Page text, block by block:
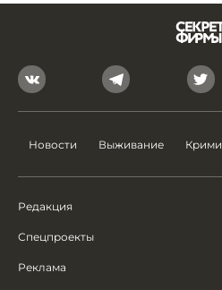
Новости Выживание
Редакция
Спецпроекты
Реклама